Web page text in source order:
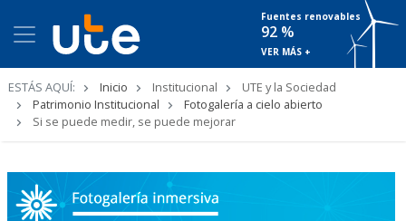
Fuentes renovables
92 %
VER MÁS +
ESTÁS AQUÍ: Inicio Institucional
UTE y la Sociedad
Patrimonio Institucional
Fotogalería a cielo abierto
Si se puede medir, se puede mejorar